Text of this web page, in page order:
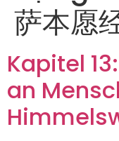
萨本愿
Kapitel
an